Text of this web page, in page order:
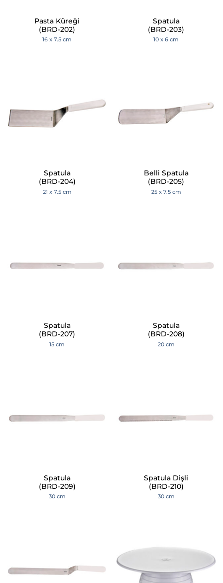
Pasta Küreği
(BRD-202)
16 x 7.5 cm
Spatula
(BRD-203)
10 x 6 cm
Spatula
(BRD-204)
21 x 7.5 cm
Belli Spatula
(BRD-205)
25 x 7.5 cm
Spatula
(BRD-207)
15 cm
Spatula
(BRD-208)
20 cm
Spatula
(BRD-209)
30 cm
Spatula Dişli
(BRD-210)
30 cm